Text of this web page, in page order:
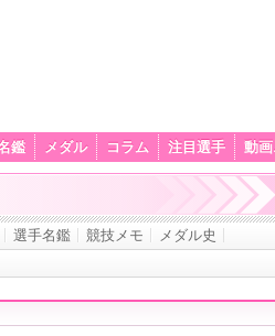
鑑 メダル コラム 注目選手 動
選手名鑑 競技メモ
メダル史